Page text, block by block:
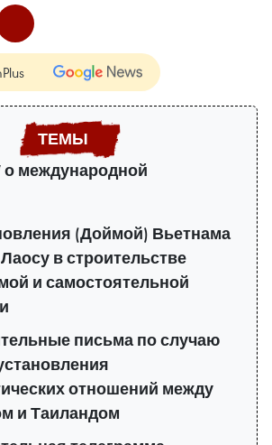
о международной
(Доймой) Вьетнама
в строительстве
и самостоятельной
письма по случаю
отношений между
и Таиландом